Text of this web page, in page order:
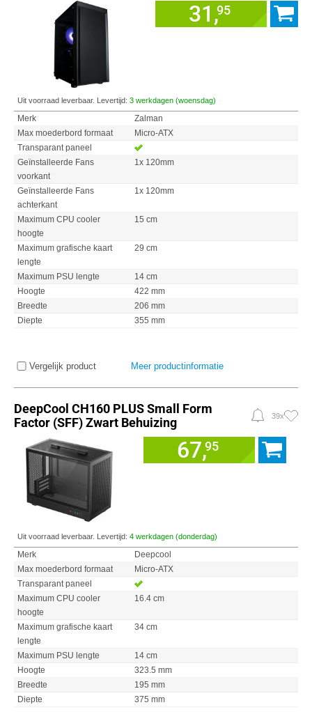
31,95
Uit voorraad leverbaar. Levertijd: 3 werkdagen (woensdag)
Merk
Zalman
Max moederbord formaat
Micro-ATX
Transparant paneel
Geïnstalleerde Fans
voorkant
1x 120mm
Geïnstalleerde Fans
achterkant
1x 120mm
Maximum CPU cooler
hoogte
15 cm
Maximum grafische kaart
lengte
29 cm
Maximum PSU lengte
14 cm
Hoogte
422 mm
Breedte
206 mm
Diepte
355 mm
Vergelijk product Meer productinformatie
DeepCool CH160 PLUS Small Form
Factor (SFF) Zwart Behuizing
39x
67,95
Uit voorraad leverbaar. Levertijd: 4 werkdagen (donderdag)
Merk
Deepcool
Max moederbord formaat
Micro-ATX
Transparant paneel
Maximum CPU cooler
hoogte
16.4 cm
Maximum grafische kaart
lengte
34 cm
Maximum PSU lengte
14 cm
Hoogte
323.5 mm
Breedte
195 mm
Diepte
375 mm